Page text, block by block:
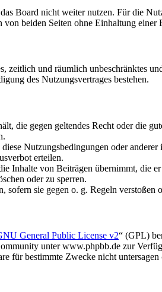
Board nicht weiter nutzen. Für die
beiden Seiten ohne Einhaltung einer
zeitlich und räumlich unbeschränktes
des Nutzungsvertrages bestehen.
die gegen geltendes Recht oder die
Nutzungsbedingungen oder
erteilen.
Inhalte von Beiträgen übernimmt, die
oder zu sperren.
sofern sie gegen o. g. Regeln
General Public License v2“ (GPL)
unter www.phpbb.de zur
für bestimmte Zwecke nicht